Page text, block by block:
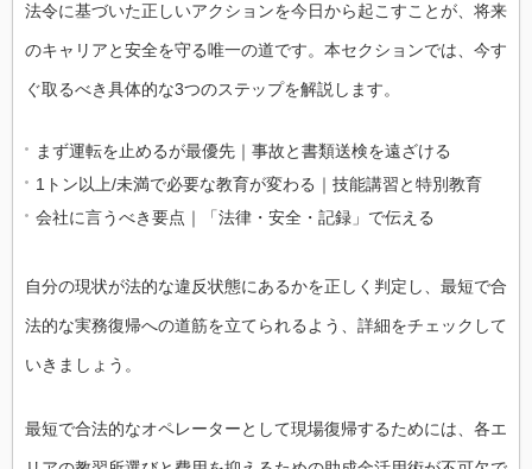
法令に基づいた正しいアクションを今日から起こすことが、将来
のキャリアと安全を守る唯一の道です。本セクションでは、今す
ぐ取るべき具体的な3つのステップを解説します。
まず運転を止めるが最優先｜事故と書類送検を遠ざける
1トン以上/未満で必要な教育が変わる｜技能講習と特別教育
会社に言うべき要点｜「法律・安全・記録」で伝える
自分の現状が法的な違反状態にあるかを正しく判定し、最短で合
法的な実務復帰への道筋を立てられるよう、詳細をチェックして
いきましょう。
最短で合法的なオペレーターとして現場復帰するためには、各エ